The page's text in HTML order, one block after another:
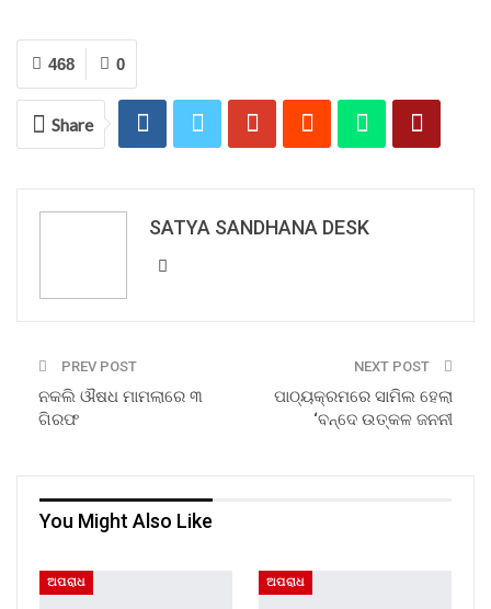
0
468
Share
SATYA SANDHANA DESK
PREV POST
ନକଲି ଔଷଧ ମାମଲାରେ ୩
ଗିରଫ
NEXT POST
ପାଠ୍ୟକ୍ରମରେ ସାମିଲ ହେଲା
‘ବନ୍ଦେ ଉତ୍କଳ ଜନନୀ
You Might Also Like
ଅପରାଧ ଅପରାଧ